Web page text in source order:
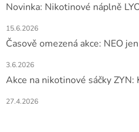
Novinka: Nikotinové náplně
15.6.2026
Časově omezená akce: NEO
3.6.2026
Akce na nikotinové sáčky
27.4.2026